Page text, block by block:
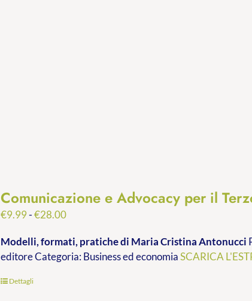
Comunicazione e Advocacy per il
€9.99-€28.00Fascia
prezzo:
da
Modelli, formati, pratichedi Maria Cristina Antonucci
editore Categoria: Business ed economiaSCARICA
Dettagli